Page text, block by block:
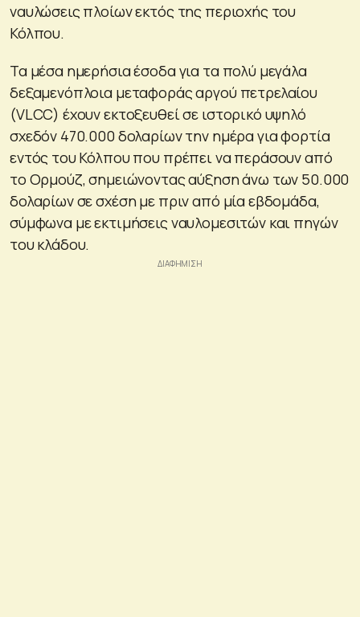
ναυλώσεις πλοίων εκτός της περιοχής του
Κόλπου.
Τα μέσα ημερήσια έσοδα για τα πολύ μεγάλα
δεξαμενόπλοια μεταφοράς αργού πετρελαίου
(VLCC) έχουν εκτοξευθεί σε ιστορικό υψηλό
σχεδόν 470.000 δολαρίων την ημέρα για φορτία
εντός του Κόλπου που πρέπει να περάσουν από
το Ορμούζ, σημειώνοντας αύξηση άνω των 50.000
δολαρίων σε σχέση με πριν από μία εβδομάδα,
σύμφωνα με εκτιμήσεις ναυλομεσιτών και πηγών
του κλάδου.